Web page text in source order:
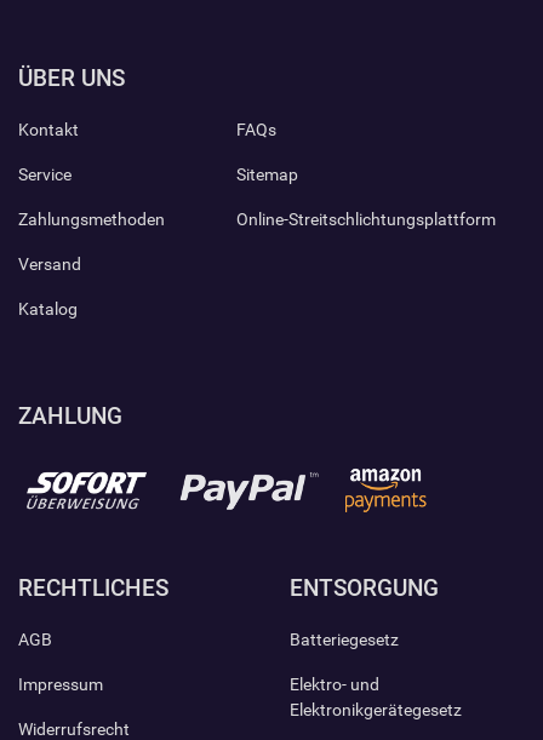
ÜBER UNS
Kontakt
Service
Zahlungsmethoden
Versand
Katalog
FAQs
Sitemap
Online-Streitschlichtungsplattform
ZAHLUNG
RECHTLICHES
AGB
Impressum
Widerrufsrecht
ENTSORGUNG
Batteriegesetz
Elektro- und
Elektronikgerätegesetz